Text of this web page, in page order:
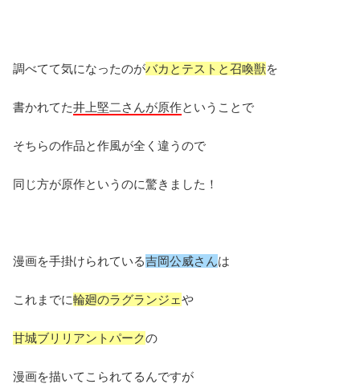
調べてて気になったのがバカとテストと召喚獣を
書かれてた井上堅二さんが原作ということで
そちらの作品と作風が全く違うので
同じ方が原作というのに驚きました！
漫画を手掛けられている吉岡公威さんは
これまでに輪廻のラグランジェや
甘城ブリリアントパークの
漫画を描いてこられてるんですが